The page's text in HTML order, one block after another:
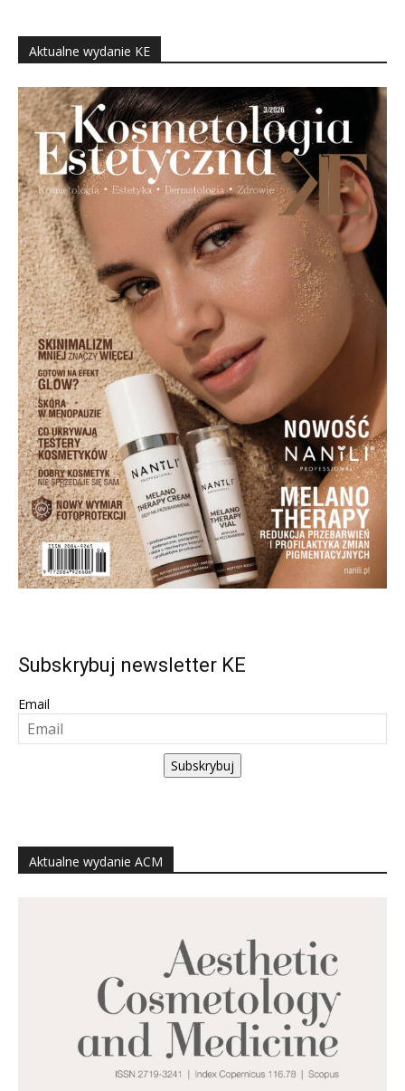
Aktualne wydanie KE
Subskrybuj newsletter KE
Email
Subskrybuj
Aktualne wydanie ACM